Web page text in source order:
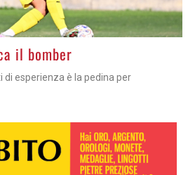
il bomber
di esperienza è la pedina per